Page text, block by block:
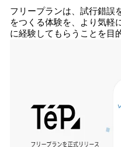
フリープランは、試行錯誤
をつくる体験を、より気軽
に経験してもらうことを目